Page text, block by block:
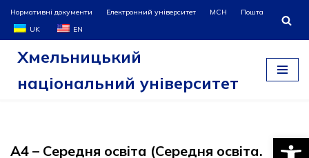
Перейти
до
Нормативні документи Електронний університет МСН
Пошта
UK
EN
Хмельницький
національний університет
A4 – Середня освіта (Середня освіта.